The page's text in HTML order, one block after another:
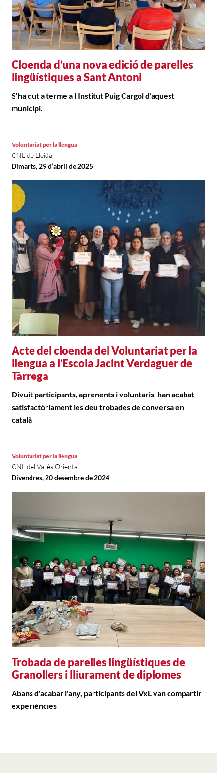
Cloenda d’una nova edició de parelles
lingüístiques a Sant Antoni
S'ha dut a terme a l'Institut Puig Cargol d’aquest
municipi.
Acte del cloenda del Voluntariat per la
llengua a l’Escola Jacint Verdaguer de
Tàrrega
Voluntariat per la llengua
CNL de Lleida
Dimarts, 29 d’abril de 2025
Divuit participants, aprenents i voluntaris, han acabat
satisfactòriament les deu trobades de conversa en
català
Trobada de parelles lingüístiques de
Granollers i lliurament de diplomes
Voluntariat per la llengua
CNL del Vallès Oriental
Divendres, 20 desembre de 2024
Abans d'acabar l'any, participants del VxL van compartir
experiències